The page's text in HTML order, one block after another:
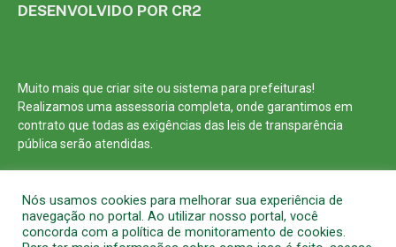
DESENVOLVIDO POR CR2
Muito mais que criar site ou sistema para prefeituras!
Realizamos uma assessoria completa, onde garantimos em
contrato que todas as exigências das leis de transparência
pública serão atendidas.
Nós usamos cookies para melhorar sua experiência de
navegação no portal. Ao utilizar nosso portal, você
concorda com a política de monitoramento de cookies.